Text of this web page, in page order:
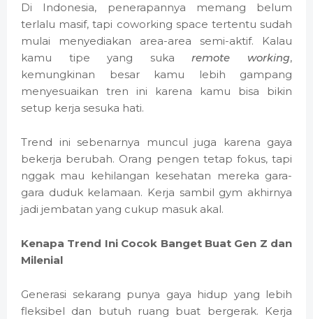
Di Indonesia, penerapannya memang belum
terlalu masif, tapi coworking space tertentu sudah
mulai menyediakan area-area semi-aktif. Kalau
kamu tipe yang sukaremote working,
kemungkinan besar kamu lebih gampang
menyesuaikan tren ini karena kamu bisa bikin
setup kerja sesuka hati.
Trend ini sebenarnya muncul juga karena gaya
bekerja berubah. Orang pengen tetap fokus, tapi
nggak mau kehilangan kesehatan mereka gara-
gara duduk kelamaan. Kerja sambil gym akhirnya
jadi jembatan yang cukup masuk akal.
Kenapa Trend Ini Cocok Banget Buat Gen Z dan
Milenial
Generasi sekarang punya gaya hidup yang lebih
fleksibel dan butuh ruang buat bergerak. Kerja